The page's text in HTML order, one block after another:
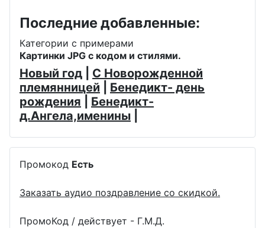
Последние добавленные:
Категории с примерами
Картинки JPG с кодом и стилями.
Новый год
С Новорожденной
племянницей
Бенедикт- день
рождения
Бенедикт-
д.Ангела,именины
Промокод Есть
Заказать аудио поздравление со скидкой.
ПромоКод / действует - Г.М.Д.